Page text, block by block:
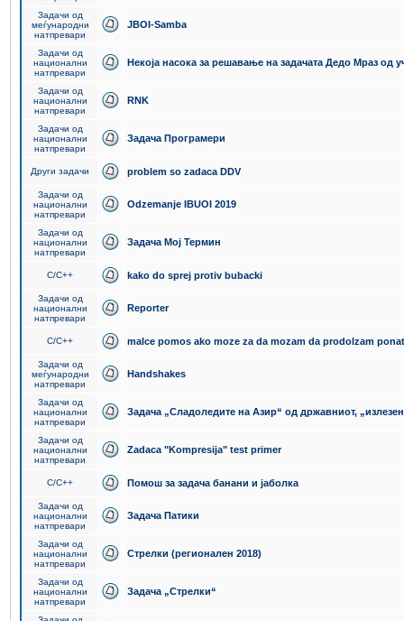
Задачи од
меѓународни
натпревари
JBOI-Samba
Задачи од
национални
натпревари
Некоја насока за решавање на задачата Дедо Мраз од
Задачи од
национални
натпревари
RNK
Задачи од
национални
натпревари
Задача Програмери
Други задачи problem so zadaca DDV
Задачи од
национални
натпревари
Odzemanje IBUOI 2019
Задачи од
национални
натпревари
Задача Мој Термин
C/C++ kako do sprej protiv bubacki
Задачи од
национални
натпревари
Reporter
C/C++ malce pomos ako moze za da mozam da prodolzam
Задачи од
меѓународни
натпревари
Handshakes
Задачи од
национални
натпревари
Задача „Сладоледите на Азир“ од државниот,
Задачи од
национални
натпревари
Zadaca "Kompresija" test primer
C/C++ Помош за задача банани и јаболка
Задачи од
национални
натпревари
Задача Патики
Задачи од
национални
натпревари
Стрелки (регионален 2018)
Задачи од
национални
натпревари
Задача „Стрелки“